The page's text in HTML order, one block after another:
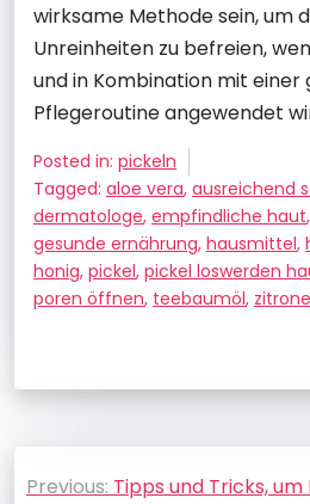
wirksame Methode sein, um
Unreinheiten zu befreien,
und in Kombination mit einer
Pflegeroutine angewendet
Posted in: pickeln
Tagged: aloe vera, ausreichend
dermatologe, empfindliche haut,
gesunde ernährung, hausmittel,
honig, pickel, pickel loswerden
poren öffnen, teebaumöl,
Previous: Tipps und Tricks,